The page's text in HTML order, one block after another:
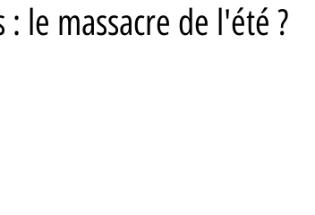
le massacre de l'été ?